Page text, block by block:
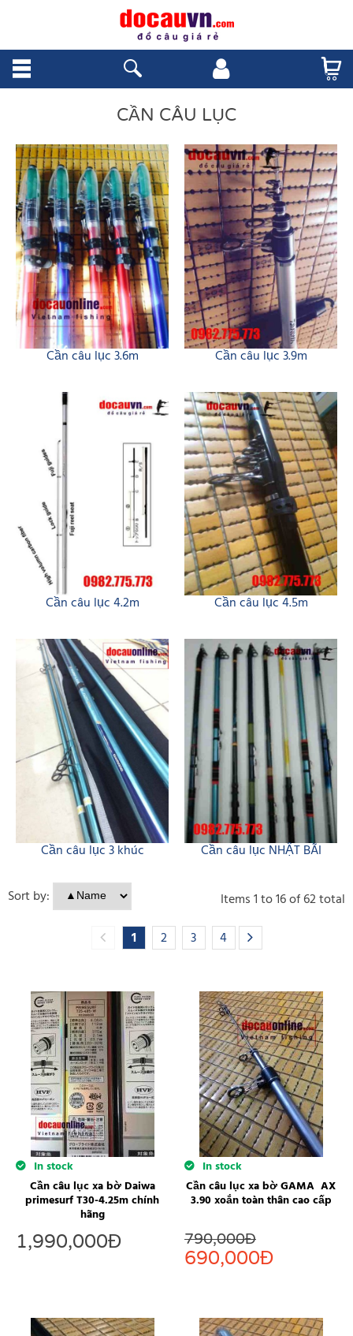
CẦN CÂU LỤC
Cần câu lục 3.6m Cần câu lục 3.9m
Cần câu lục 4.2m Cần câu lục 4.5m
Cần câu lục 3 khúc Cần câu lục NHẬT BÃI
Sort by: Items1to16of62total
1
2 3 4
In stock
Cần câu lục xa bờ Daiwa
primesurf T30-4.25m chính
hãng
1,990,000Đ
In stock
Cần câu lục xa bờ GAMA AX
3.90 xoắn toàn thân cao cấp
790,000Đ
690,000Đ